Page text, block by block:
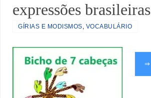
expressões brasileiras
GÍRIAS E MODISMOS, VOCABULÁRIO
⇒